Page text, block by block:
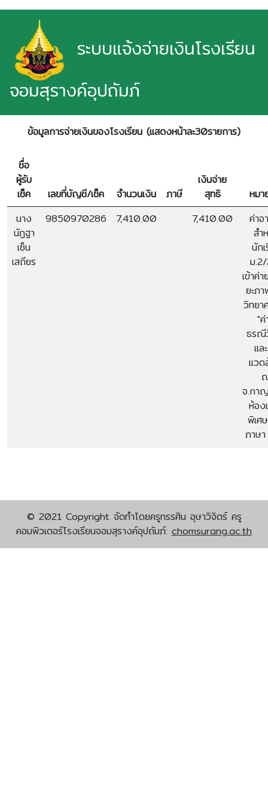
ระบบแจ้งจ่ายเงินโรงเรียน
จอมสุรางค์อุปถัมภ์
ข้อมูลการจ่ายเงินของโรงเรียน (แสดงหน้าละ30รายการ)
ชื่อ
ผู้รับ
เช็ค
เลขที่บัญชี/เช็ค จำนวนเงิน ภาษี
เงินจ่าย
สุทธิ
หมา
นาง
นัฏฐา
เซ็น
เสถียร
9850970286 7,410.00 7,410.00
ค่าอ
สำ
นัก
ม
เข้าค่
ยะภ
วิทยา
"ค่
ธรณี
แล
แวด
จ.กา
ห้อง
พิเศ
ภาษ
© 2021 Copyright จัดทำโดยครูทรรศิน อุษาวิจิตร์ ครู
คอมพิวเตอร์โรงเรียนจอมสุรางค์อุปถัมภ์: chomsurang.ac.th